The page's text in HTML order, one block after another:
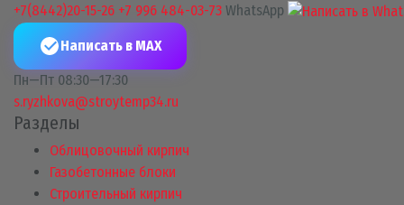
+7(8442)20-15-26 +7 996 484-03-73 WhatsApp
Написать в MAX
Пн—Пт 08:30—17:30
s.ryzhkova@stroytemp34.ru
Разделы
Облицовочный кирпич
Газобетонные блоки
Строительный кирпич